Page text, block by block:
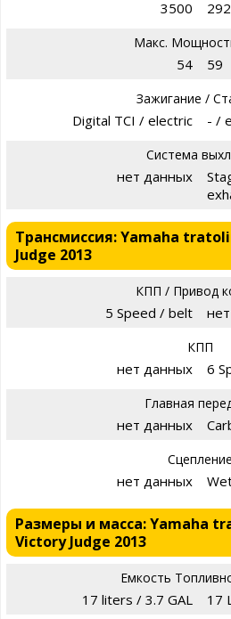
3500
Макс.
54 59
Зажигание /
Digital TCI / electric - /
Система
нет данных
Трансмиссия: Yamaha
Judge 2013
КПП / Привод
5 Speed / belt
КПП
нет данных 6
Главная
нет данных
Сцепление
нет данных
Размеры и масса: Yamaha
Victory Judge 2013
Емкость
17 liters / 3.7 GAL 17